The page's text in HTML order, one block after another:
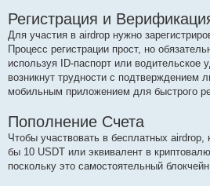
Регистрация и
Для участия в airdrop нужно
Процесс регистрации прост, но
используя ID-паспорт или водительское
возникнут трудности с подтверждением
мобильным приложением для быстрого
Пополнение Счета
Чтобы участвовать в бесплатных airdrop,
бы 10 USDT или эквивалент в
поскольку это самостоятельный